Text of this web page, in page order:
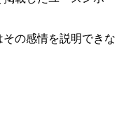
その感情を説明できな